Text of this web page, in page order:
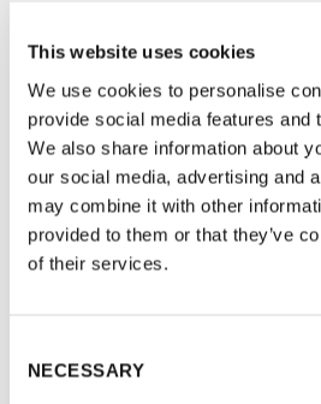
This website uses cookies
We use cookies to personalise
provide social media features and
We also share information about
our social media, advertising and
may combine it with other
provided to them or that they’ve
of their services.
Selection
NECESSARY
23.12. klo 8 – 24
24.12. klo 6 – 23
25.12. klo 6 – 23
26.12. klo 6 – 9 ja 13 – 23
31.12. klo 6 – 23
1.1.2024 klo 6 – 23
Kivenlahti Merivalkama 11